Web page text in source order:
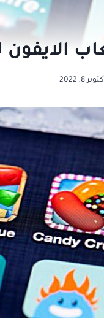
لعام 2025 عالمية
8, 2022